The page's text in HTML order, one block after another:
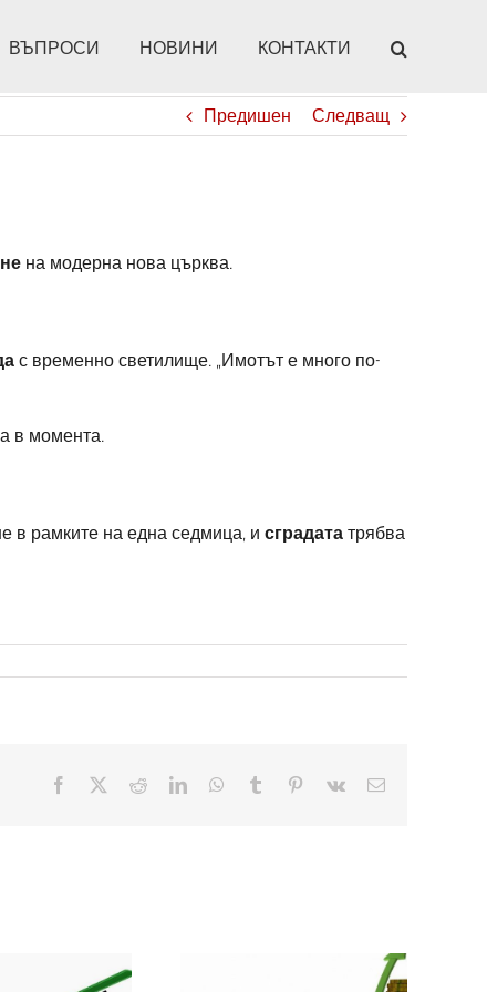
ВЪПРОСИ НОВИНИ КОНТАКТИ
Предишен Следващ
на модерна нова църква.
с временно светилище. „Имотът е много по-
в момента.
в рамките на една седмица, и сградататрябва
Facebook RedditLinkedInWhatsApp
Tumblr Pinterest
Vk
Електронна